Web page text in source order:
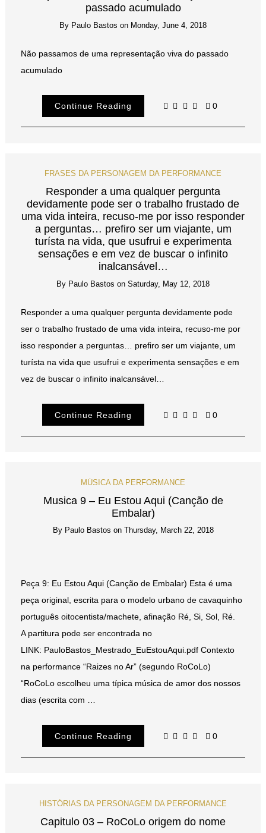
passado acumulado
By Paulo Bastos on Monday, June 4, 2018
Não passamos de uma representação viva do passado
acumulado
Continue Reading 0
FRASES DA PERSONAGEM DA PERFORMANCE
Responder a uma qualquer pergunta
devidamente pode ser o trabalho frustado de
uma vida inteira, recuso-me por isso responder
a perguntas… prefiro ser um viajante, um
turísta na vida, que usufrui e experimenta
sensações e em vez de buscar o infinito
inalcansável…
By Paulo Bastos on Saturday, May 12, 2018
Responder a uma qualquer pergunta devidamente pode
ser o trabalho frustado de uma vida inteira, recuso-me por
isso responder a perguntas… prefiro ser um viajante, um
turísta na vida que usufrui e experimenta sensações e em
vez de buscar o infinito inalcansável…
Continue Reading 0
MÚSICA DA PERFORMANCE
Musica 9 – Eu Estou Aqui (Canção de
Embalar)
By Paulo Bastos on Thursday, March 22, 2018
Peça 9: Eu Estou Aqui (Canção de Embalar) Esta é uma
peça original, escrita para o modelo urbano de cavaquinho
português oitocentista/machete, afinação Ré, Si, Sol, Ré.
A partitura pode ser encontrada no
LINK: PauloBastos_Mestrado_EuEstouAqui.pdf Contexto
na performance “Raizes no Ar” (segundo RoCoLo)
“RoCoLo escolheu uma típica música de amor dos nossos
dias (escrita com …
Continue Reading 0
HISTÓRIAS DA PERSONAGEM DA PERFORMANCE
Capitulo 03 – RoCoLo origem do nome